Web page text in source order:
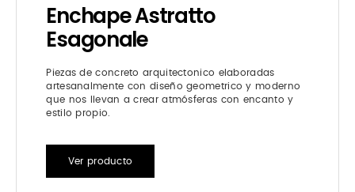
Enchape Astratto
Esagonale
Piezas de concreto arquitectonico elaboradas
artesanalmente con diseño geometrico y moderno
que nos llevan a crear atmósferas con encanto y
estilo propio.
Ver producto